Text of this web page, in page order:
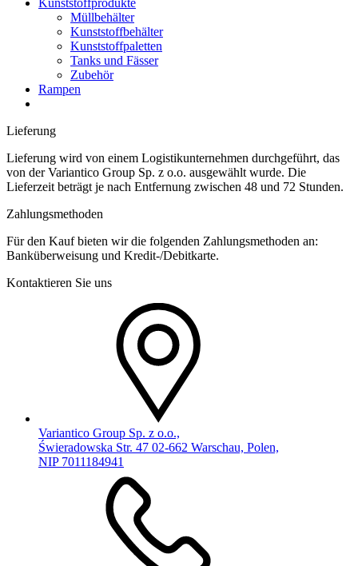
Müllbehälter
Kunststoffbehälter
Kunststoffpaletten
Tanks und Fässer
Zubehör
Rampen
Lieferung
Lieferung wird von einem Logistikunternehmen durchgeführt, das
von der Variantico Group Sp. z o.o. ausgewählt wurde. Die
Lieferzeit beträgt je nach Entfernung zwischen 48 und 72 Stunden.
Zahlungsmethoden
Für den Kauf bieten wir die folgenden Zahlungsmethoden an:
Banküberweisung und Kredit-/Debitkarte.
Kontaktieren Sie uns
Variantico Group Sp. z o.o.,
Świeradowska Str. 47 02-662 Warschau, Polen,
NIP 7011184941